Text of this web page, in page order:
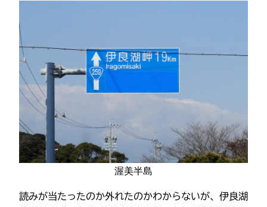
渥美半島
読みが当たったのか外れたのかわからないが、伊良湖